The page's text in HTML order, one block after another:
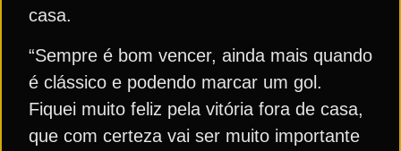
casa.
“Sempre é bom vencer, ainda mais quando
é clássico e podendo marcar um gol.
Fiquei muito feliz pela vitória fora de casa,
que com certeza vai ser muito importante